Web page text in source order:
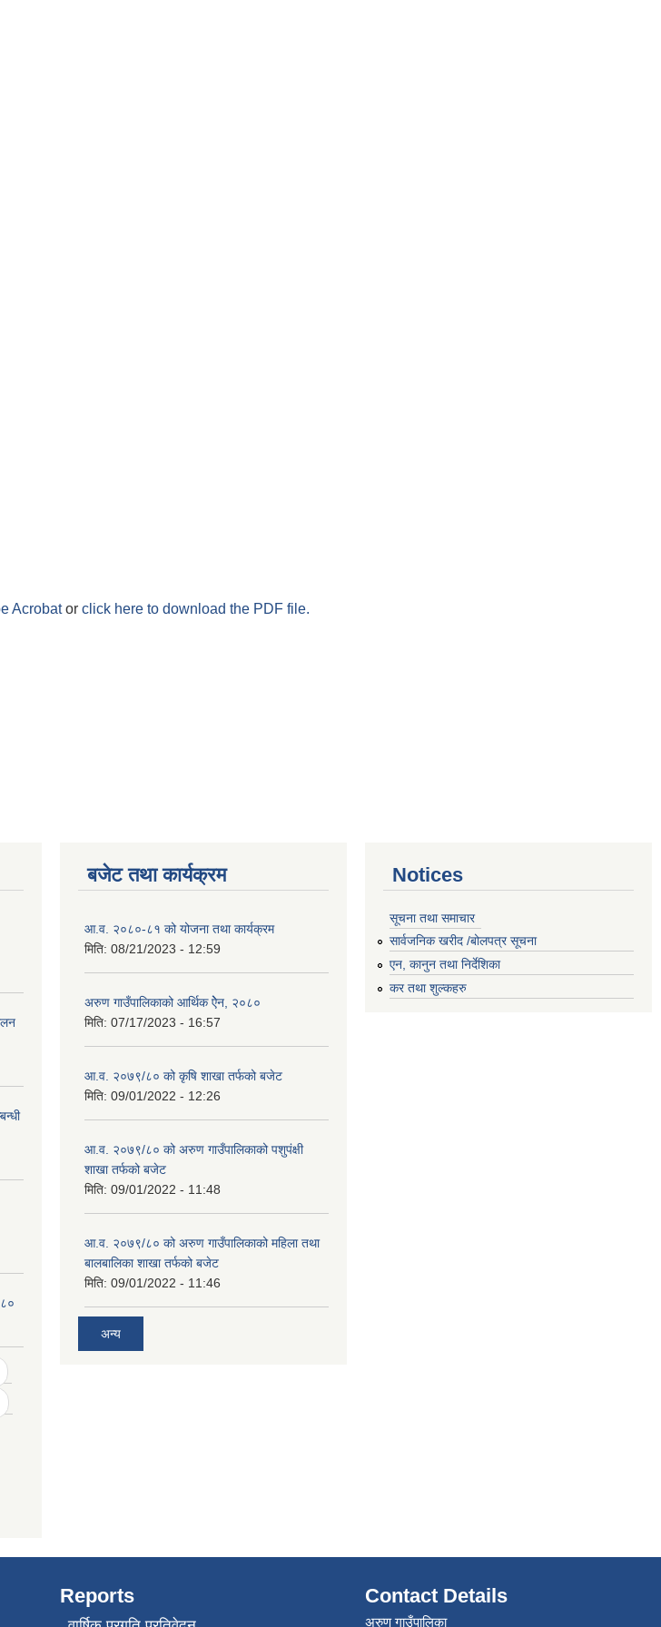
Acrobator click here to download the PDF file.
बजेट तथा कार्यक्रम
आ.व. २०८०-८१ को योजना तथा कार्यक्रम
मिति: 08/21/2023 - 12:59
अरुण गाउँपालिकाको आर्थिक ऐेन, २०८०
मिति: 07/17/2023 - 16:57
आ.व. २०७९/८० को कृषि शाखा तर्फको बजेट
मिति: 09/01/2022 - 12:26
आ.व. २०७९/८० को अरुण गाउँपालिकाको पशुपंक्षी
शाखा तर्फको बजेट
मिति: 09/01/2022 - 11:48
आ.व. २०७९/८० को अरुण गाउँपालिकाको महिला तथा
बालबालिका शाखा तर्फको बजेट
मिति: 09/01/2022 - 11:46
अन्य
Notices
सूचना तथा समाचार
सार्वजनिक खरीद /बोलपत्र सूचना
एन, कानुन तथा निर्देशिका
कर तथा शुल्कहरु
Reports Contact Details
अरुण गाउँपालिका